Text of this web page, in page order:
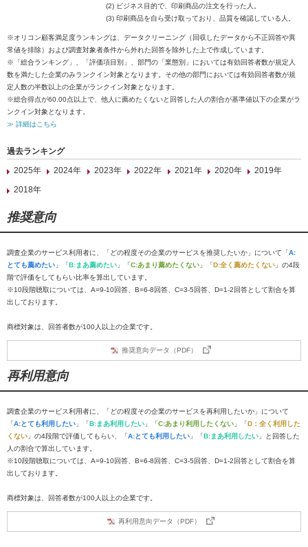
(2) ビジネス目的で、印刷商品の注文を行った人。
(3) 印刷商品を自ら受け取っており、品質を確認している人。
※オリコン顧客満足度ランキングは、データクリーニング（回収したデータから不正回答や異
常値を排除）および調査対象者条件から外れた回答を除外した上で作成しています。
※「総合ランキング」、「評価項目別」、部門の「業態別」においては有効回答者数が規定人
数を満たした企業のみランクイン対象となります。その他の部門においては有効回答者数が規
定人数の半数以上の企業がランクイン対象となります。
※総合得点が60.00点以上で、他人に薦めたくないと回答した人の割合が基準値以下の企業がラ
ンクイン対象となります。
≫ 詳細はこちら
過去ランキング
2025年
2024年 2023年 2022年 2021年 2020年
2019年
2018年
推奨意向
調査企業のサービス利用者に、「どの程度その企業のサービスを推奨したいか」について「A:
とても薦めたい 」「B:まあ薦めたい 」「C:あまり薦めたくない 」「D:全く薦めたくない 」の4段
階で評価をしてもらい比率を算出しています。
※10段階聴取については、A=9-10回答、B=6-8回答、C=3-5回答、D=1-2回答として割合を算
出しております。
商標対象は、回答者数が100人以上の企業です。
推奨意向データ（PDF）
再利用意向
調査企業のサービス利用者に、「どの程度その企業のサービスを再利用したいか」について
「A:とても利用したい 」「B:まあ利用したい 」「C:あまり利用したくない 」「D：全く利用した
くない 」の4段階で評価してもらい、「A:とても利用したい 」「B:まあ利用したい 」と回答した
人の割合で算出しています。
※10段階聴取については、A=9-10回答、B=6-8回答、C=3-5回答、D=1-2回答として割合を算
出しております。
商標対象は、回答者数が100人以上の企業です。
再利用意向データ（PDF）